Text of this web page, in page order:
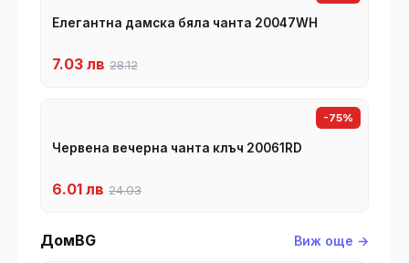
Елегантна дамска бяла чанта 20047WH
7.03 лв 28.12
-75%
Червена вечерна чанта клъч 20061RD
6.01 лв 24.03
ДомBG Виж още →